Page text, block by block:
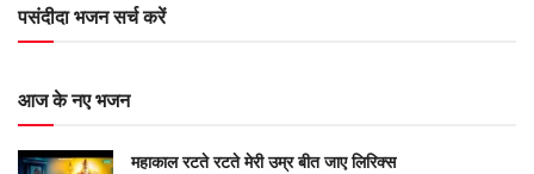
पसंदीदा भजन सर्च करें
आज के नए भजन
महाकाल रटते रटते मेरी उम्र बीत जाए लिरिक्स